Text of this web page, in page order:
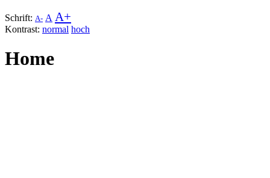
Schrift: A- A A+
Kontrast: normal hoch
Home